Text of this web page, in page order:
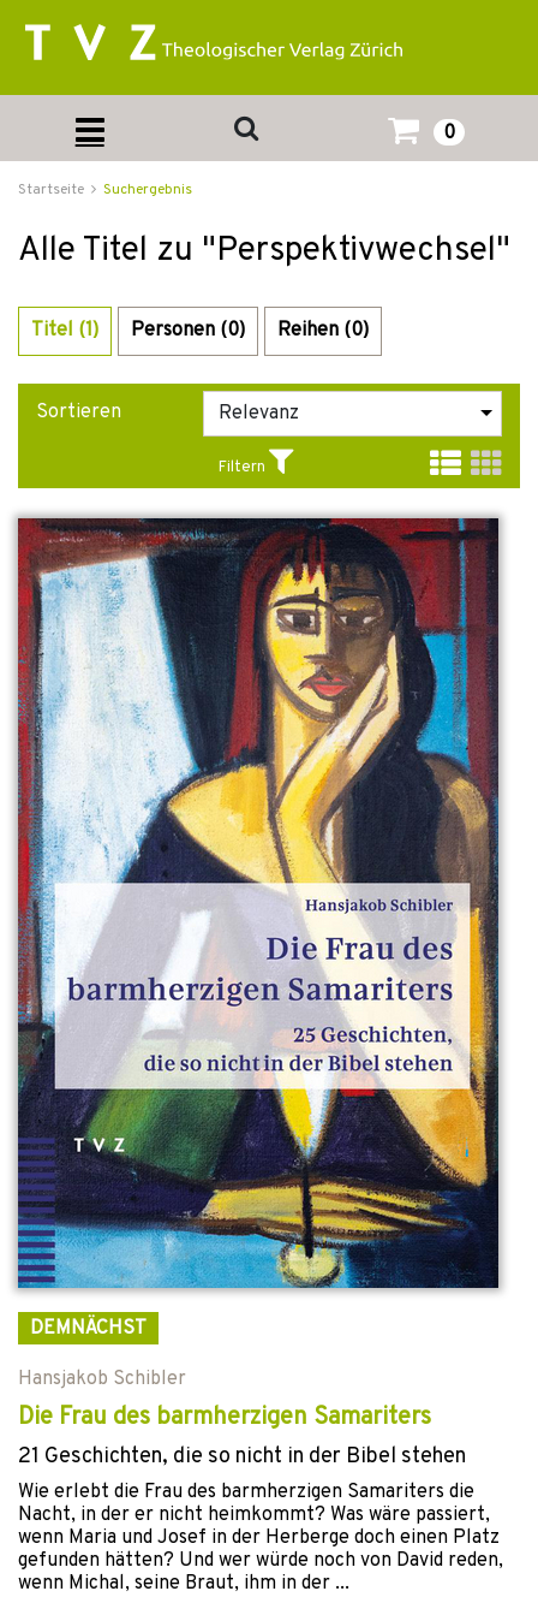
0
Startseite Suchergebnis
Alle Titel zu "Perspektivwechsel"
Titel (1) Personen (0) Reihen (0)
Sortieren
Filtern
DEMNÄCHST
Hansjakob Schibler
Die Frau des barmherzigen Samariters
21 Geschichten, die so nicht in der Bibel stehen
Wie erlebt die Frau des barmherzigen Samariters die
Nacht, in der er nicht heimkommt? Was wäre passiert,
wenn Maria und Josef in der Herberge doch einen Platz
gefunden hätten? Und wer würde noch von David reden,
wenn Michal, seine Braut, ihm in der ...